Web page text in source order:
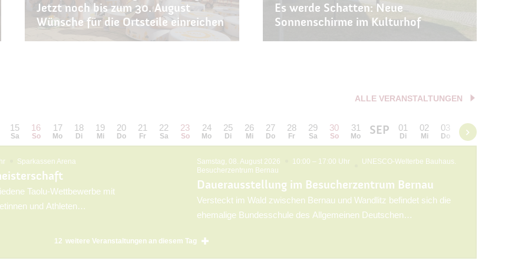
Jetzt noch bis zum 30. August
Wünsche für die Ortsteile einreichen
Es werde Schatten: Neue
Sonnenschirme im Kulturhof
15
Sa
16
So
17
Mo
18
Di
19
Mi
20
Do
21
Fr
22
Sa
23
So
24
Mo
25
Di
26
Mi
27
Do
28
Fr
29
Sa
30
So
31
Mo SEP 01
Di
02
Mi
03
Do
04
Fr
Sparkassen Arena
Taolu-Wettbewerbe mit
und Athleten
im Fokus stehen.
Samstag, 08. August 2026 10:00 – 17:00 Uhr
UNESCO-Welterbe Bauhaus.
Besucherzentrum Bernau
Dauerausstellung im Besucherzentrum Bernau
Versteckt im Wald zwischen Bernau und Wandlitz befindet sich die
ehemalige Bundesschule des Allgemeinen Deutschen
der Leitung des damaligen Bauhausdirektors Hannes Meyer und des
Architekten Hans Wittwer sowie mit Beteiligung aller
12 weitere Veranstaltungen an diesem Tag
ALLE VERANSTALTUNGEN